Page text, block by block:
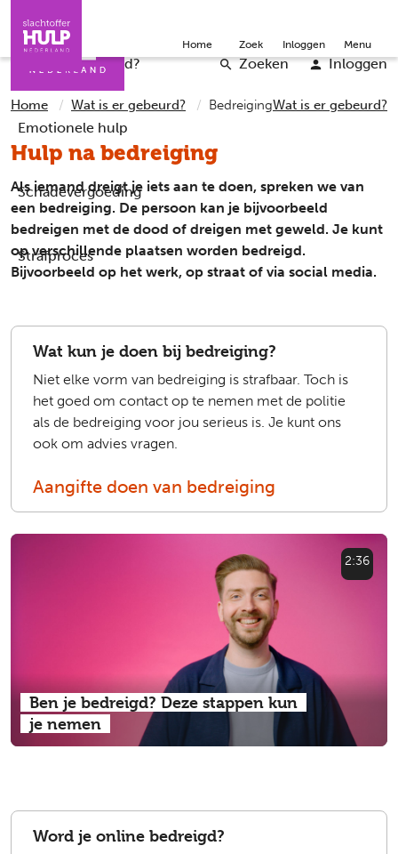
Iemand helpen Word vrijwilliger English
Wat is er gebeurd?
Emotionele hulp
Schadevergoeding
Strafproces
Zoeken Inloggen
Home Zoek Inloggen Menu
Home Wat is er gebeurd? BedreigingWat is er gebeurd?
Hulp na bedreiging
Als iemand dreigt je iets aan te doen, spreken we van
een bedreiging. De persoon kan je bijvoorbeeld
bedreigen met de dood of dreigen met geweld. Je kunt
op verschillende plaatsen worden bedreigd.
Bijvoorbeeld op het werk, op straat of via social media.
Wat kun je doen bij bedreiging?
Niet elke vorm van bedreiging is strafbaar. Toch is
het goed om contact op te nemen met de politie
als de bedreiging voor jou serieus is. Je kunt ons
ook om advies vragen.
Aangifte doen van bedreiging
2:36
Ben je bedreigd? Deze stappen kun
je nemen
Word je online bedreigd?